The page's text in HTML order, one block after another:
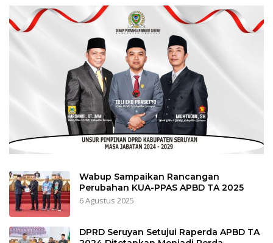
Wabup Sampaikan Rancangan
Perubahan KUA-PPAS APBD TA 2025
6 Agustus 2025
DPRD Seruyan Setujui Raperda APBD TA